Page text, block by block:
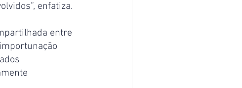
enfatiza.
entre